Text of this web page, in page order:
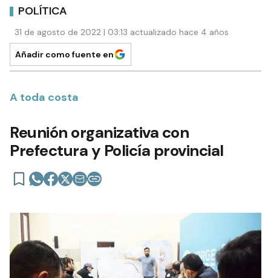
POLÍTICA
31 de agosto de 2022 | 03:13 actualizado hace 4 años
Añadir como fuente en
A toda costa
Reunión organizativa con
Prefectura y Policía provincial